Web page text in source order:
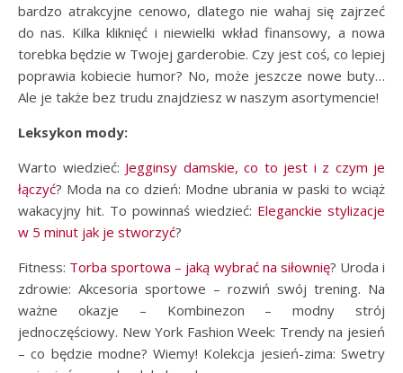
bardzo atrakcyjne cenowo, dlatego nie wahaj się zajrzeć
do nas. Kilka kliknięć i niewielki wkład finansowy, a nowa
torebka będzie w Twojej garderobie. Czy jest coś, co lepiej
poprawia kobiecie humor? No, może jeszcze nowe buty…
Ale je także bez trudu znajdziesz w naszym asortymencie!
Leksykon mody:
Warto wiedzieć: Jegginsy damskie, co to jest i z czym je
łączyć? Moda na co dzień: Modne ubrania w paski to wciąż
wakacyjny hit. To powinnaś wiedzieć: Eleganckie stylizacje
w 5 minut jak je stworzyć?
Fitness: Torba sportowa – jaką wybrać na siłownię? Uroda i
zdrowie: Akcesoria sportowe – rozwiń swój trening. Na
ważne okazje – Kombinezon – modny strój
jednoczęściowy. New York Fashion Week: Trendy na jesień
– co będzie modne? Wiemy! Kolekcja jesień-zima: Swetry